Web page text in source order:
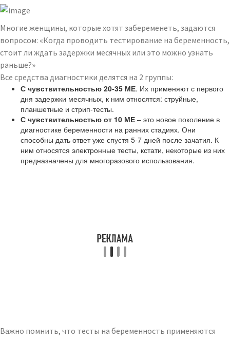
Многие женщины, которые хотят забеременеть, задаются
вопросом: «Когда проводить тестирование на беременность,
стоит ли ждать задержки месячных или это можно узнать
раньше?»
Все средства диагностики делятся на 2 группы:
С чувствительностью 20-35 МЕ. Их применяют с первого
дня задержки месячных, к ним относятся: струйные,
планшетные и стрип-тесты.
С чувствительностью от 10 МЕ – это новое поколение в
диагностике беременности на ранних стадиях. Они
способны дать ответ уже спустя 5-7 дней после зачатия. К
ним относятся электронные тесты, кстати, некоторые из них
предназначены для многоразового использования.
Важно помнить, что тесты на беременность применяются